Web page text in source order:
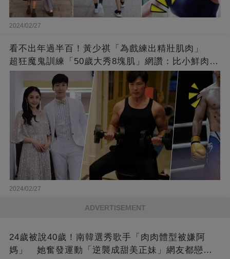
2024/02/27
看不出年過半百！黃少祺「為戲練出精壯肌肉」
超狂魔鬼訓練「50歲大秀8塊肌」網讚：比小鮮肉猛
2024/02/27
ADVERTISEMENT
24歲被說40歲！南韓選秀歌手「肉肉體型被嫌阿
媽」 她奮發運動「逆襲成甜美正妹」網友都戀愛